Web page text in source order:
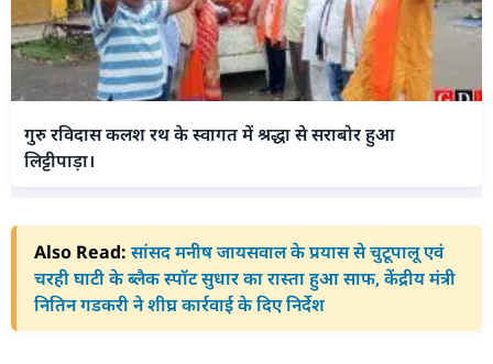
गुरु रविदास कलश रथ के स्वागत में श्रद्धा से सराबोर हुआ
लिट्टीपाड़ा।
Also Read: सांसद मनीष जायसवाल के प्रयास से चुटूपालू एवं
चरही घाटी के ब्लैक स्पॉट सुधार का रास्ता हुआ साफ, केंद्रीय मंत्री
नितिन गडकरी ने शीघ्र कार्रवाई के दिए निर्देश